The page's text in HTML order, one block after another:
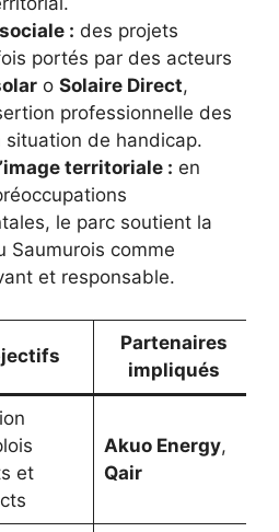
: des projets
portés par des acteurs
o Solaire Direct,
professionnelle des
situation de handicap.
territoriale : en
le parc soutient la
Saumurois comme
et responsable.
Partenaires
impliqués
et
Akuo Energy,
Qair